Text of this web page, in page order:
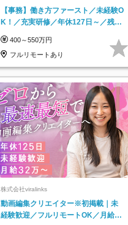
【事務】働き方ファースト／未経験O
K！／充実研修／年休127日～／残業
400～550万円
フルリモートあり
株式会社viralinks
動画編集クリエイター※初掲載｜未
経験歓迎／フルリモートOK／月給32